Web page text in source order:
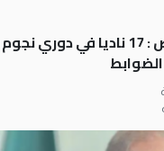
لجنة التراخيص : 17 ناديا في